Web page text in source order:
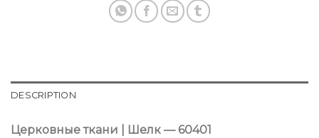
DESCRIPTION
Церковные ткани | Шелк — 60401